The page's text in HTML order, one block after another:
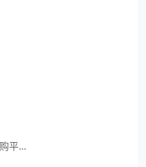
城市级大宗建材集中采购平台